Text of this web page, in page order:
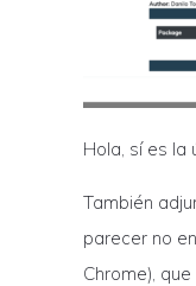
Hola, sí es la
También
parecer no
Chrome),